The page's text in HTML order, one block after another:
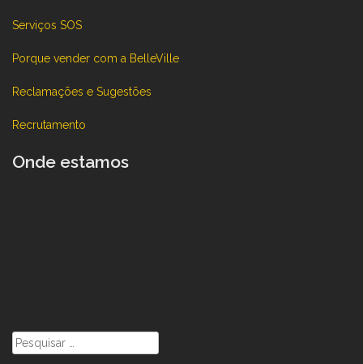
Serviços SOS
Porque vender com a BelleVille
Reclamações e Sugestões
Recrutamento
Onde estamos
Pesquisar
por: